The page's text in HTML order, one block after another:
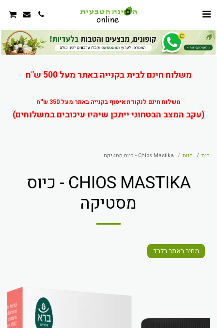
משלוח חינם לבית בקנייה באתר מעל 500 ש"ח
משלוח חינם לנקודת איסוף בקנייה באתר מעל 350 ש''ח
(עקב המצב הבטחוני ייתכן שיהיו עיכובים במשלוחים)
בית חנות Chios Mastika - כיוס מסטיקה
CHIOS MASTIKA - כיוס
מסטיקה
מחיר באתר בלבד